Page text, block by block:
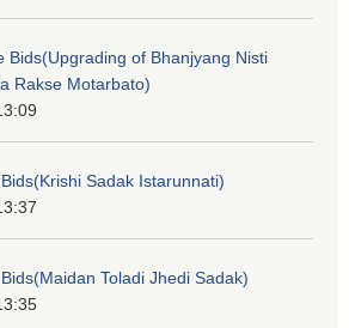
Bids(Upgrading of Bhanjyang Nisti
Rakse Motarbato)
Sadak Istarunnati)
Toladi Jhedi Sadak)